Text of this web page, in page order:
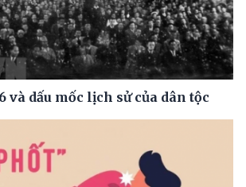
và dấu mốc lịch sử của dân tộc